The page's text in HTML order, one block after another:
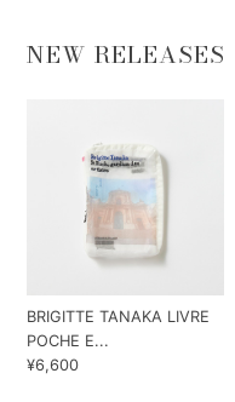
NEW RELEASES
BRIGITTE TANAKA LIVRE
POCHE E...
¥6,600